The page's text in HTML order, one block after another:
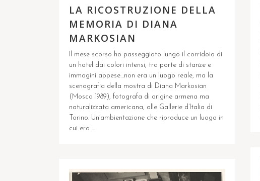
LA RICOSTRUZIONE DELLA
MEMORIA DI DIANA
MARKOSIAN
Il mese scorso ho passeggiato lungo il corridoio di
un hotel dai colori intensi, tra porte di stanze e
immagini appese…non era un luogo reale, ma la
scenografia della mostra di Diana Markosian
(Mosca 1989), fotografa di origine armena ma
naturalizzata americana, alle Gallerie d’Italia di
Torino. Un’ambientazione che riproduce un luogo in
cui era ...